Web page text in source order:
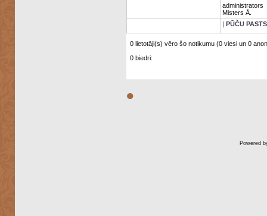
administrators
Misters Ā.
| PŪČU PASTS
0 lietotāji(s) vēro šo notikumu (0 viesi un 0
0 biedri:
●
Powered